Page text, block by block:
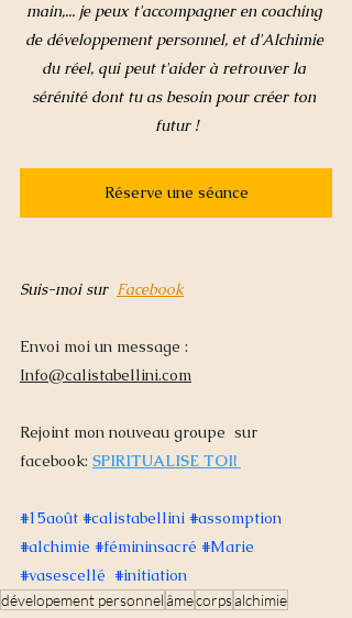
main,... je peux t'accompagner en coaching
de développement personnel, et d'Alchimie
du réel, qui peut t'aider à retrouver la
sérénité dont tu as besoin pour créer ton
futur !
Réserve une séance
Suis-moi sur Facebook
Envoi moi un message :
Info@calistabellini.com
Rejoint mon nouveau groupe  sur
facebook: SPIRITUALISE TOI!
#15août #calistabellini #assomption
#alchimie #fémininsacré #Marie
#vasescellé #initiation
dévelopement personnelâmecorpsalchimie